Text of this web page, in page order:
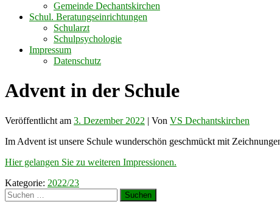
Gemeinde Dechantskirchen
Schul. Beratungseinrichtungen
Schularzt
Schulpsychologie
Impressum
Datenschutz
Advent in der Schule
Veröffentlicht am 3. Dezember 2022 | Von VS Dechantskirchen
Im Advent ist unsere Schule wunderschön geschmückt mit
Hier gelangen Sie zu weiteren Impressionen.
Kategorie: 2022/23
Suchen
nach: